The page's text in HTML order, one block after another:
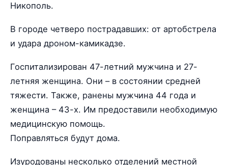
Никополь.
В городе четверо пострадавших: от артобстрела
и удара дроном-камикадзе.
Госпитализирован 47-летний мужчина и 27-
летняя женщина. Они – в состоянии средней
тяжести. Также, ранены мужчина 44 года и
женщина – 43-х. Им предоставили необходимую
медицинскую помощь.
Поправляться будут дома.
Изуродованы несколько отделений местной